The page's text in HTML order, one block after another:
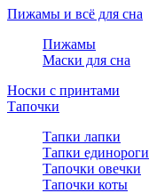
Пижамы и всё для сна
Пижамы
Маски для сна
Носки с принтами
Тапочки
Тапки лапки
Тапки единороги
Тапочки овечки
Тапочки коты